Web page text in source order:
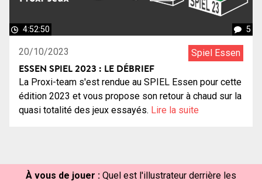
4:52:50 5
20/10/2023 Spiel Essen
ESSEN SPIEL 2023 : LE DÉBRIEF
La Proxi-team s'est rendue au SPIEL Essen pour cette
édition 2023 et vous propose son retour à chaud sur la
quasi totalité des jeux essayés. Lire la suite
À vous de jouer : Quel est l'illustrateur derrière les